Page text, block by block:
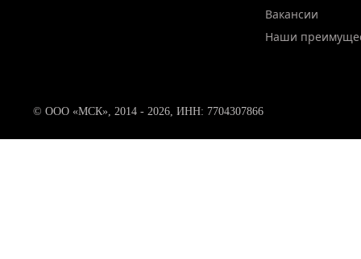
Вакансии
Наши
© ООО «МСК», 2014 - 2026, ИНН: 7704307866